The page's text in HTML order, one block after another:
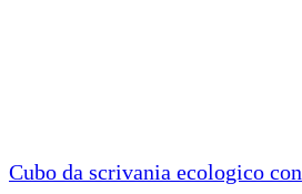
Cubo da scrivania ecologico con